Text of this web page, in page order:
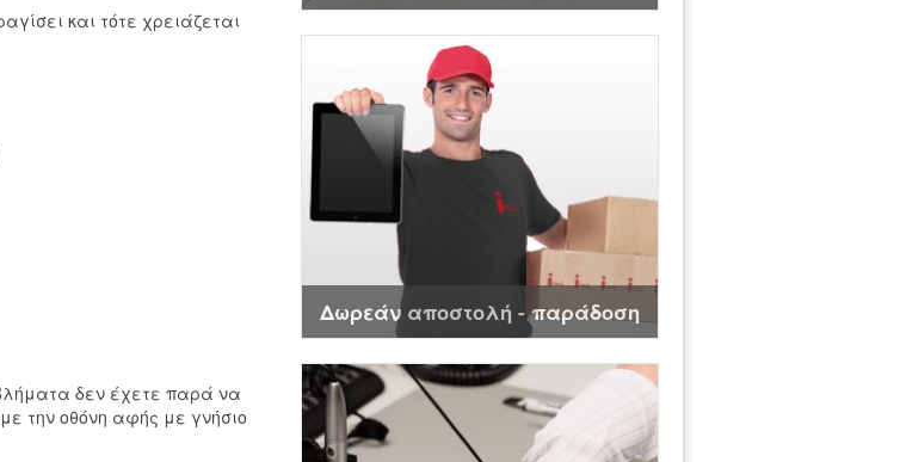
και τότε χρειάζεται
δεν έχετε παρά να
την οθόνη αφής με γνήσιο
Δωρεάν αποστολή - παράδοση